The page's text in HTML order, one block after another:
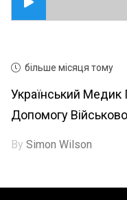
більше місяця тому
Український Медик
Допомогу
BySimon Wilson